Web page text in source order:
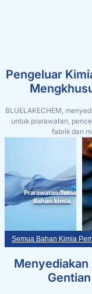
Pengeluar
BLUELAKECHEM,
untuk prarawatan,
fabrik dan
Prarawatan Tekstil
Bahan kimia
Semua Bahan Kimia